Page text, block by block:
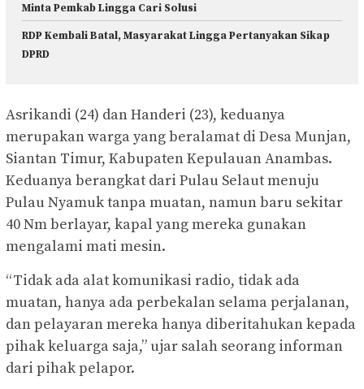
Minta Pemkab Lingga Cari Solusi
RDP Kembali Batal, Masyarakat Lingga Pertanyakan Sikap
DPRD
Asrikandi (24) dan Handeri (23), keduanya
merupakan warga yang beralamat di Desa Munjan,
Siantan Timur, Kabupaten Kepulauan Anambas.
Keduanya berangkat dari Pulau Selaut menuju
Pulau Nyamuk tanpa muatan, namun baru sekitar
40 Nm berlayar, kapal yang mereka gunakan
mengalami mati mesin.
“Tidak ada alat komunikasi radio, tidak ada
muatan, hanya ada perbekalan selama perjalanan,
dan pelayaran mereka hanya diberitahukan kepada
pihak keluarga saja,” ujar salah seorang informan
dari pihak pelapor.